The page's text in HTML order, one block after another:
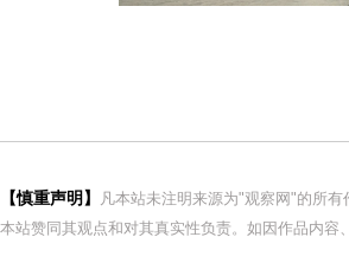
【慎重声明】
凡本站未注明来源为"观察网"的所
本站赞同其观点和对其真实性负责。如因作品内